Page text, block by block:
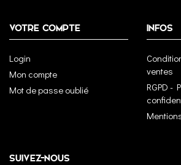
VOTRE COMPTE
Login
Mon compte
Mot de passe oublié
INFOS
ventes
RGPD -
SUIVEZ-NOUS